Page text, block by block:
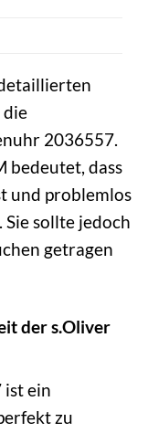
2036557.
bedeutet, dass
und problemlos
sollte jedoch
getragen
der s.Oliver
ist ein
zu